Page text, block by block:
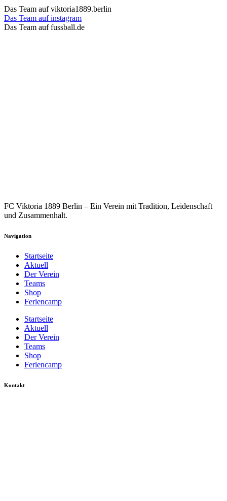
Das Team auf viktoria1889.berlin
Das Team auf instagram
Das Team auf fussball.de
FC Viktoria 1889 Berlin – Ein Verein mit Tradition, Leidenschaft
und Zusammenhalt.
Navigation
Startseite
Aktuell
Der Verein
Teams
Shop
Feriencamp
Startseite
Aktuell
Der Verein
Teams
Shop
Feriencamp
Kontakt